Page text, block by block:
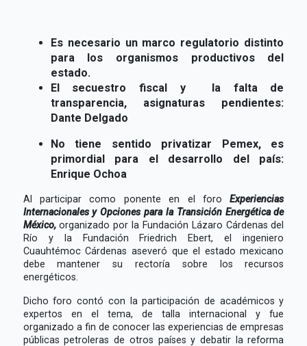
Es necesario un marco regulatorio distinto
para los organismos productivos del
estado.
El secuestro fiscal y la falta de
transparencia, asignaturas pendientes:
Dante Delgado
No tiene sentido privatizar Pemex, es
primordial para el desarrollo del país:
Enrique Ochoa
Al participar como ponente en el foroExperiencias
Internacionales y Opciones para la Transición Energética de
México,organizado por la Fundación Lázaro Cárdenas del
Río y la Fundación Friedrich Ebert, el ingeniero
Cuauhtémoc Cárdenas aseveró que el estado mexicano
debe mantener su rectoría sobre los recursos
energéticos.
Dicho foro contó con la participación de académicos y
expertos en el tema, de talla internacional y fue
organizado a fin de conocer las experiencias de empresas
públicas petroleras de otros países y debatir la reforma